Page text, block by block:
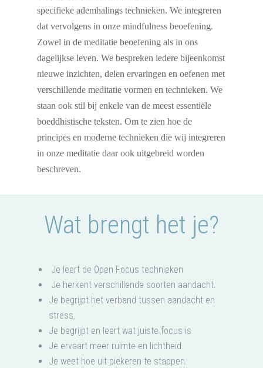
specifieke ademhalings technieken. We integreren
dat vervolgens in onze mindfulness beoefening.
Zowel in de meditatie beoefening als in ons
dagelijkse leven. We bespreken iedere bijeenkomst
nieuwe inzichten, delen ervaringen en oefenen met
verschillende meditatie vormen en technieken. We
staan ook stil bij enkele van de meest essentiële
boeddhistische teksten. Om te zien hoe de
principes en moderne technieken die wij integreren
in onze meditatie daar ook uitgebreid worden
beschreven.
Wat brengt het je?
Je leert de Open Focus technieken
Je herkent verschillende soorten aandacht.
Je begrijpt het verband tussen aandacht en
stress.
Je begrijpt en leert wat juiste focus is
Je ervaart meer ruimte en lichtheid.
Je weet hoe uit piekeren te stappen.